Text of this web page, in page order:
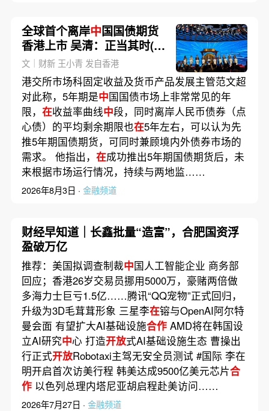
全球首个离岸中国国债期货
香港上市 吴清：正当其时(含
视频)
文｜财新 王小青 发自香港
港交所市场科固定收益及货币产品发展主管范文超
对此称，5年期是中国国债市场上非常常见的年
限， 在收益率曲线中段，同时离岸人民币债券（点
心债）的平均剩余期限也在5年左右，可以认为先
推5年期国债期货，可同时兼顾境内外债券市场的
需求。 他指出， 在成功推出5年期国债期货后，未
来根据市场运行情况，持续与两地监……
2026年8月3日 · 金融频道
财经早知道｜长鑫批量“造富”，合肥国资浮
盈破万亿
推荐：美国拟调查制裁中国人工智能企业 商务部
回应；香港26岁交易员挪用5000万，豪赌两倍做
多海力士巨亏1.5亿……腾讯“QQ宠物”正式回归，
升级为3D毛茸茸形象 三星李在镕与OpenAI阿尔特
曼会面 有望扩大AI基础设施合作AMD将在韩国设
立AI研究中心 打造开放式AI基础设施生态 曹操出
行正式开放Robotaxi主驾无安全员测试 #国际 李在
明开启首次访美行程 韩美达成9500亿美元芯片合
作以色列总理内塔尼亚胡启程赴美访问……
2026年7月27日 · 金融频道